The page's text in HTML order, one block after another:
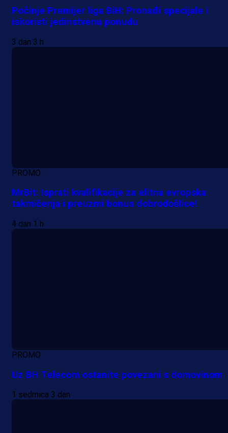
Počinje Premijer liga BiH: Pronađi specijale i
iskoristi jedinstvenu ponudu
3 dan 3 h
PROMO
MrBit: Isprati kvalifikacije za elitna evropska
takmičenja i preuzmi bonus dobrodošlice!
4 dan 1 h
PROMO
Uz BH Telecom ostanite povezani s domovinom
1 sedmica 3 dan